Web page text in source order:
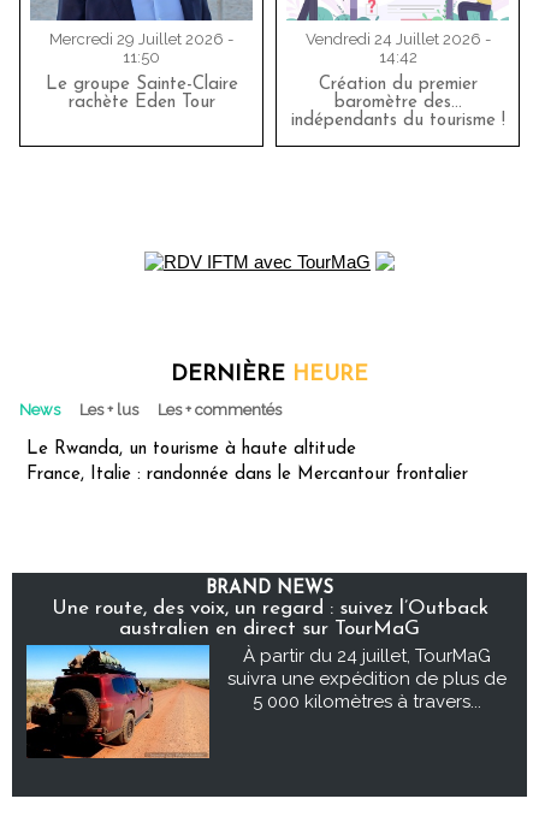
Mercredi 29 Juillet 2026 -
11:50
Le groupe Sainte-Claire
rachète Eden Tour
Vendredi 24 Juillet 2026 -
14:42
Création du premier
baromètre des…
indépendants du tourisme !
DERNIÈRE HEURE
News Les + lus Les + commentés
Le Rwanda, un tourisme à haute altitude
France, Italie : randonnée dans le Mercantour frontalier
BRAND NEWS
Une route, des voix, un regard : suivez l’Outback
australien en direct sur TourMaG
À partir du 24 juillet, TourMaG
suivra une expédition de plus de
5 000 kilomètres à travers...